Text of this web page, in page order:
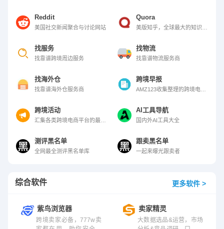
Reddit
美国社交新闻聚合与讨论网站
Quora
找服务
找靠谱跨境周边服务
找物流
找靠谱物流服务商
找海外仓
找靠谱海外仓服务商
跨境早报
跨境活动 AI工具导航
国内外AI工具大全
测评黑名单
全网最全测评黑名单库
跟卖黑名单
一起来曝光跟卖者
综合软件 更多软件 >
紫鸟浏览器
跨境卖家必备，777w卖
卖家精灵
大数据选品&运营，市场